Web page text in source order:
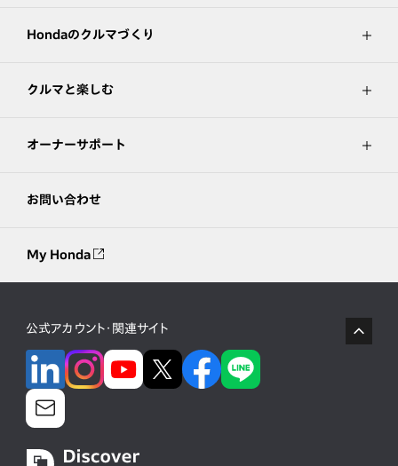
Hondaのクルマづくり
クルマと楽しむ
オーナーサポート
お問い合わせ
My Honda
公式アカウント・関連サイト